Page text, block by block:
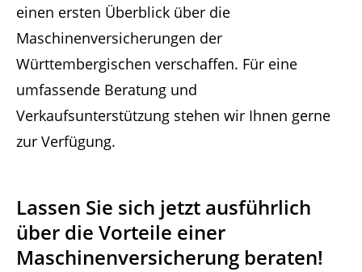
einen ersten Überblick über die
Maschinenversicherungen der
Württembergischen verschaffen. Für eine
umfassende Beratung und
Verkaufsunterstützung stehen wir Ihnen gerne
zur Verfügung.
Lassen Sie sich jetzt ausführlich
über die Vorteile einer
Maschinenversicherung beraten!